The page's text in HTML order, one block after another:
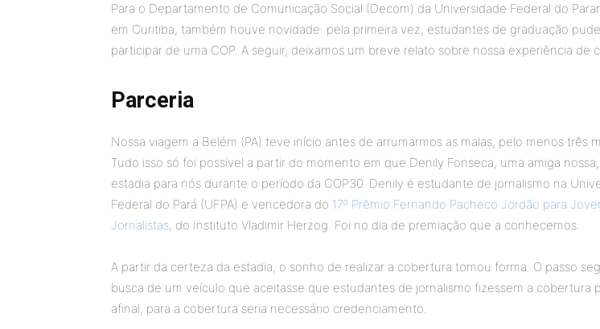
Para o Departamento de Comunicação Social (Decom) da Universidade Federal do
em Curitiba, também houve novidade: pela primeira vez, estudantes de graduação
participar de uma COP. A seguir, deixamos um breve relato sobre nossa experiência de
Parceria
Nossa viagem a Belém (PA) teve início antes de arrumarmos as malas, pelo menos três
Tudo isso só foi possível a partir do momento em que Denily Fonseca, uma amiga
estadia para nós durante o período da COP30. Denily é estudante de jornalismo na
Federal do Pará (UFPA) e vencedora do 17º Prêmio Fernando Pacheco Jordão para
Jornalistas, do Instituto Vladimir Herzog. Foi no dia de premiação que a conhecemos.
A partir da certeza da estadia, o sonho de realizar a cobertura tomou forma. O passo
busca de um veículo que aceitasse que estudantes de jornalismo fizessem a cobertura
afinal, para a cobertura seria necessário credenciamento.